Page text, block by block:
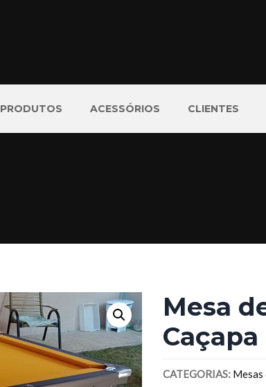
PRODUTOS ACESSÓRIOS CLIENTES
Mesa
CATEGORIAS: Mesas